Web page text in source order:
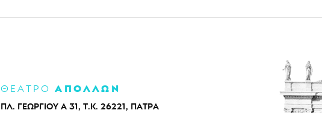
ΘΕΑΤΡΟΑΠΟΛΛΩΝ
ΠΛ. ΓΕΩΡΓΙΟΥ Α 31, Τ.Κ. 26221, ΠΑΤΡΑ